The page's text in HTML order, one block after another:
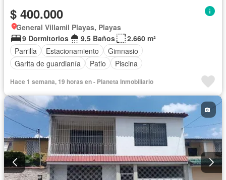
$ 400.000
General Villamil Playas, Playas
9 Dormitorios
9,5 Baños
2.660 m²
Parrilla
Estacionamiento
Gimnasio
Garita de guardianía
Patio Piscina
Hace 1 semana, 19 horas en - Planeta Inmobiliario